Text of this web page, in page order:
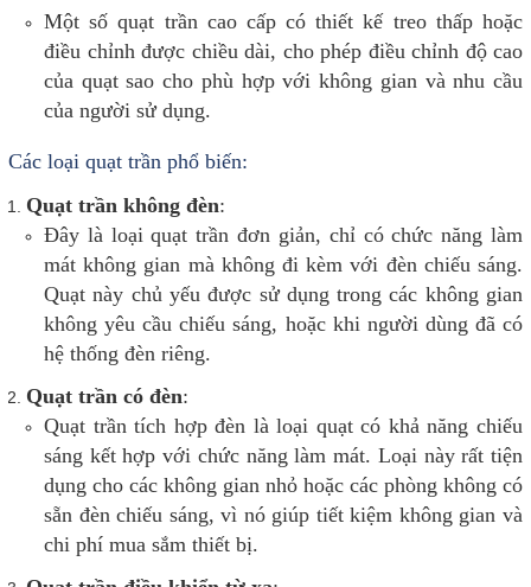
Một số quạt trần cao cấp có thiết kế treo thấp hoặc
điều chỉnh được chiều dài, cho phép điều chỉnh độ cao
của quạt sao cho phù hợp với không gian và nhu cầu
của người sử dụng.
Các loại quạt trần phổ biến:
Quạt trần không đèn:
Đây là loại quạt trần đơn giản, chỉ có chức năng làm
mát không gian mà không đi kèm với đèn chiếu sáng.
Quạt này chủ yếu được sử dụng trong các không gian
không yêu cầu chiếu sáng, hoặc khi người dùng đã có
hệ thống đèn riêng.
Quạt trần có đèn:
Quạt trần tích hợp đèn là loại quạt có khả năng chiếu
sáng kết hợp với chức năng làm mát. Loại này rất tiện
dụng cho các không gian nhỏ hoặc các phòng không có
sẵn đèn chiếu sáng, vì nó giúp tiết kiệm không gian và
chi phí mua sắm thiết bị.